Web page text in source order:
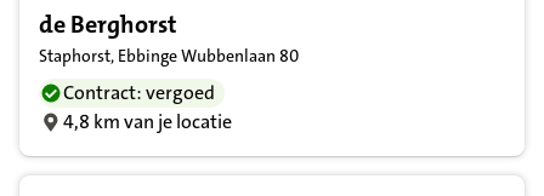
de Berghorst
Staphorst, Ebbinge Wubbenlaan 80
Contract: vergoed
4,8 km van je locatie